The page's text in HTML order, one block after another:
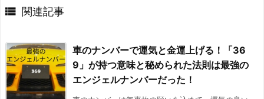
 関連記事
車のナンバーで運気と金運上げる！「36
9」が持つ意味と秘められた法則は最強の
エンジェルナンバーだった！